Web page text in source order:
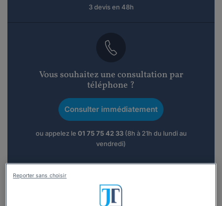
3 devis en 48h
Vous souhaitez une consultation par
téléphone ?
Consulter immédiatement
ou appelez le 01 75 75 42 33(8h à 21h du lundi au
vendredi)
Reporter sans choisir